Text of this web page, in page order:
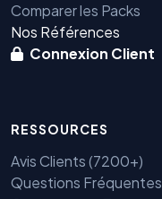
Comparer les Packs
Nos Références
Connexion Client
RESSOURCES
Avis Clients (7200+)
Questions Fréquentes